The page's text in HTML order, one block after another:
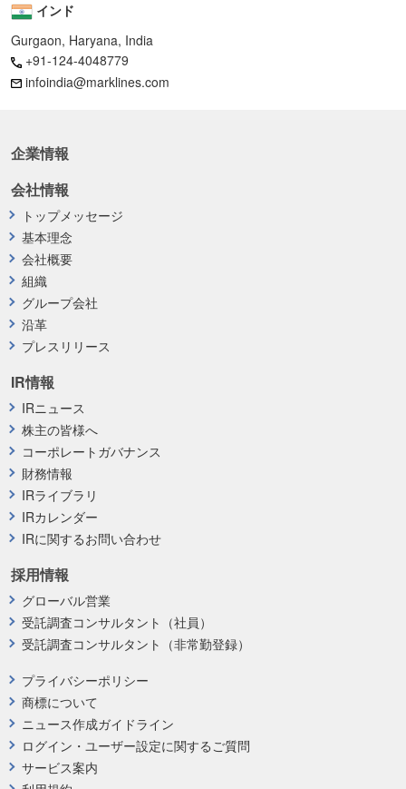
インド
Gurgaon, Haryana, India
+91-124-4048779
infoindia@marklines.com
企業情報
プライバシーポリシー
商標について
ニュース作成ガイドライン
ログイン・ユーザー設定に関するご質問
サービス案内
採用情報
グローバル営業
受託調査コンサルタント（社員）
受託調査コンサルタント（非常勤登録）
会社情報
トップメッセージ
基本理念
会社概要
組織
グループ会社
沿革
プレスリリース
IR情報
IRニュース
株主の皆様へ
コーポレートガバナンス
財務情報
IRライブラリ
IRカレンダー
IRに関するお問い合わせ